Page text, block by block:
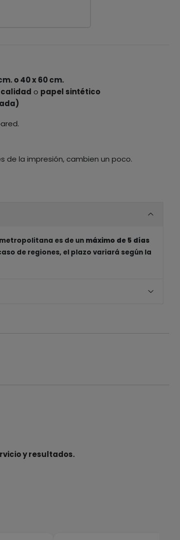
o 40 x 60 cm.
o papel sintético
de la impresión, cambien un poco.
es de un máximo de 5 días
de regiones, el plazo variará según la
y resultados.